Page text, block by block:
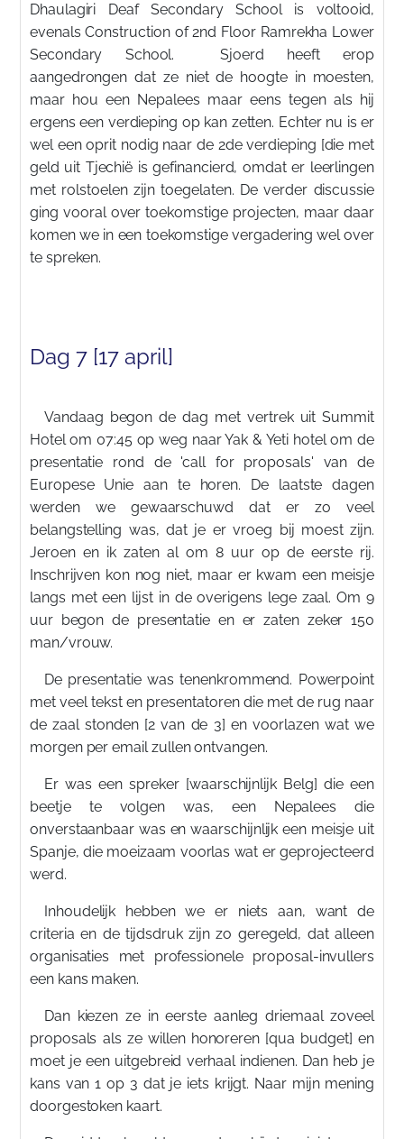
Dhaulagiri Deaf Secondary School is voltooid,
evenals Construction of 2nd Floor Ramrekha Lower
Secondary School. Sjoerd heeft erop
aangedrongen dat ze niet de hoogte in moesten,
maar hou een Nepalees maar eens tegen als hij
ergens een verdieping op kan zetten. Echter nu is er
wel een oprit nodig naar de 2de verdieping [die met
geld uit Tjechië is gefinancierd, omdat er leerlingen
met rolstoelen zijn toegelaten. De verder discussie
ging vooral over toekomstige projecten, maar daar
komen we in een toekomstige vergadering wel over
te spreken.
Dag 7 [17 april]
Vandaag begon de dag met vertrek uit Summit
Hotel om 07:45 op weg naar Yak & Yeti hotel om de
presentatie rond de 'call for proposals' van de
Europese Unie aan te horen. De laatste dagen
werden we gewaarschuwd dat er zo veel
belangstelling was, dat je er vroeg bij moest zijn.
Jeroen en ik zaten al om 8 uur op de eerste rij.
Inschrijven kon nog niet, maar er kwam een meisje
langs met een lijst in de overigens lege zaal. Om 9
uur begon de presentatie en er zaten zeker 150
man/vrouw.
De presentatie was tenenkrommend. Powerpoint
met veel tekst en presentatoren die met de rug naar
de zaal stonden [2 van de 3] en voorlazen wat we
morgen per email zullen ontvangen.
Er was een spreker [waarschijnlijk Belg] die een
beetje te volgen was, een Nepalees die
onverstaanbaar was en waarschijnlijk een meisje uit
Spanje, die moeizaam voorlas wat er geprojecteerd
werd.
Inhoudelijk hebben we er niets aan, want de
criteria en de tijdsdruk zijn zo geregeld, dat alleen
organisaties met professionele proposal-invullers
een kans maken.
Dan kiezen ze in eerste aanleg driemaal zoveel
proposals als ze willen honoreren [qua budget] en
moet je een uitgebreid verhaal indienen. Dan heb je
kans van 1 op 3 dat je iets krijgt. Naar mijn mening
doorgestoken kaart.